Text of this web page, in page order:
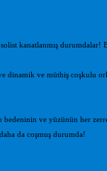
kanatlanmış
dinamik ve müthiş coşkulu
ve yüzünün her
da coşmuş durumda!